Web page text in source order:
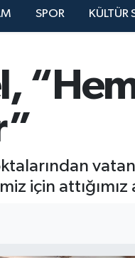
SPOR KÜLTÜR
için